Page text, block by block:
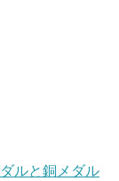
ルと銅メダル